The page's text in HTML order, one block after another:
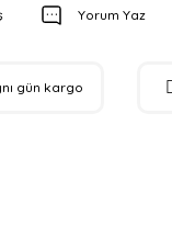
Yorum Yaz
gün kargo